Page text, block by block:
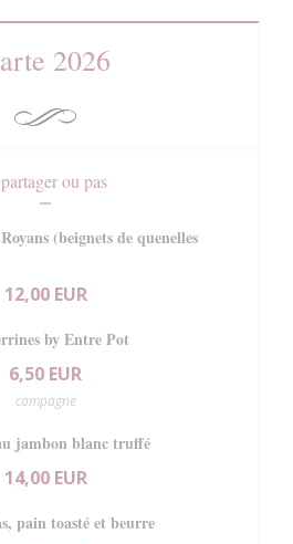
2026
ou pas
(beignets de quenelles
12,00 EUR
by Entre Pot
6,50 EUR
campagne
jambon blanc truffé
14,00 EUR
pain toasté et beurre